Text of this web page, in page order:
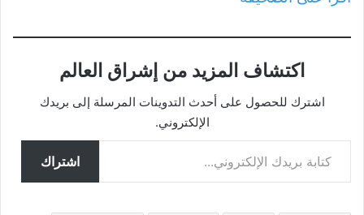
اكتشاف المزيد من إشراق العالم
اشترك للحصول على أحدث التدوينات المرسلة إلى بريدك
الإلكتروني.
كتابة بريدك الإلكتروني...
اشتراك